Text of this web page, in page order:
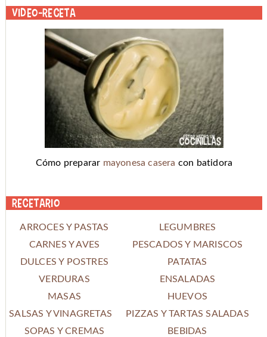
Video-receta
Cómo preparar mayonesa casera con batidora
Recetario
ARROCES Y PASTAS
LEGUMBRES
CARNES Y AVES
PESCADOS Y MARISCOS
DULCES Y POSTRES
PATATAS
VERDURAS
ENSALADAS
MASAS
HUEVOS
SALSAS Y VINAGRETAS
PIZZAS Y TARTAS SALADAS
SOPAS Y CREMAS
BEBIDAS